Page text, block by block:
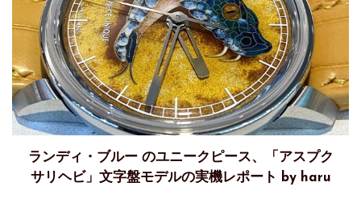
ランディ・ブルー のユニークピース、「アスプク
サリヘビ」文字盤モデルの実機レポート by haru